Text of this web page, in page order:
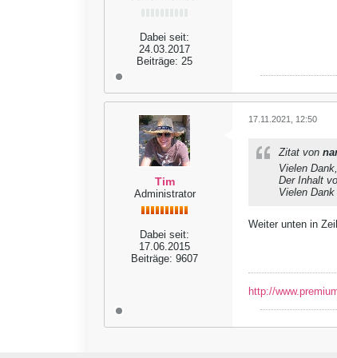
Dabei seit:
24.03.2017
Beiträge: 25
Tim
Administrator
Dabei seit:
17.06.2015
Beiträge: 9607
17.11.2021, 12:50
Zitat von
Vielen
Der Inhalt
Vielen
Weiter unten in
http://